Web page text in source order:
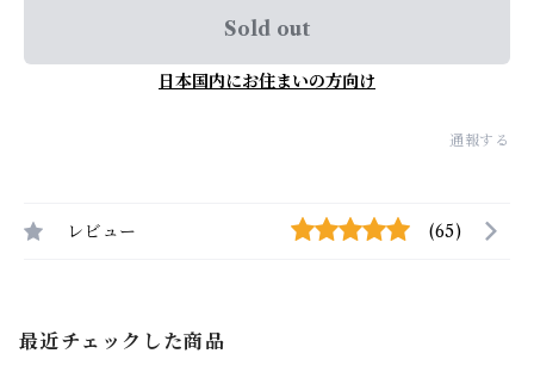
Sold out
日本国内にお住まいの方向け
通報する
レビュー (65)
最近チェックした商品